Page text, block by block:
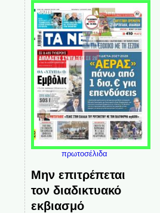
πρωτοσέλιδα
Μην επιτρέπεται
τον διαδικτυακό
εκβιασμό